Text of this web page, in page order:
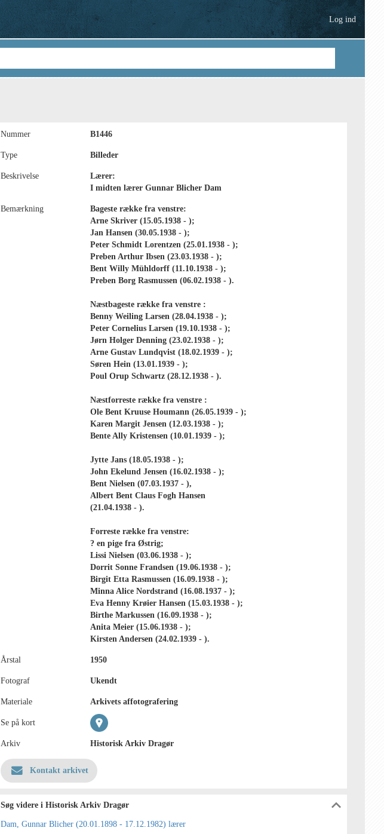
Log ind
Nummer B1446
Type Billeder
Beskrivelse
Lærer:
I midten lærer Gunnar Blicher Dam
Bemærkning
Bageste række fra venstre:
Arne Skriver (15.05.1938 - );
Jan Hansen (30.05.1938 - );
Peter Schmidt Lorentzen (25.01.1938 - );
Preben Arthur Ibsen (23.03.1938 - );
Bent Willy Mühldorff (11.10.1938 - );
Preben Borg Rasmussen (06.02.1938 - ).
Næstbageste række fra venstre :
Benny Weiling Larsen (28.04.1938 - );
Peter Cornelius Larsen (19.10.1938 - );
Jørn Holger Denning (23.02.1938 - );
Arne Gustav Lundqvist (18.02.1939 - );
Søren Hein (13.01.1939 - );
Poul Orup Schwartz (28.12.1938 - ).
Næstforreste række fra venstre :
Ole Bent Kruuse Houmann (26.05.1939 - );
Karen Margit Jensen (12.03.1938 - );
Bente Ally Kristensen (10.01.1939 - );
Jytte Jans (18.05.1938 - );
John Ekelund Jensen (16.02.1938 - );
Bent Nielsen (07.03.1937 - ),
Albert Bent Claus Fogh Hansen
(21.04.1938 - ).
Forreste række fra venstre:
? en pige fra Østrig;
Lissi Nielsen (03.06.1938 - );
Dorrit Sonne Frandsen (19.06.1938 - );
Birgit Etta Rasmussen (16.09.1938 - );
Minna Alice Nordstrand (16.08.1937 - );
Eva Henny Krøier Hansen (15.03.1938 - );
Birthe Markussen (16.09.1938 - );
Anita Meier (15.06.1938 - );
Kirsten Andersen (24.02.1939 - ).
Årstal 1950
Fotograf Ukendt
Materiale Arkivets affotografering
Se på kort
Arkiv Historisk Arkiv Dragør
Kontakt arkivet
Søg videre i Historisk Arkiv Dragør
Dam, Gunnar Blicher (20.01.1898 - 17.12.1982) lærer